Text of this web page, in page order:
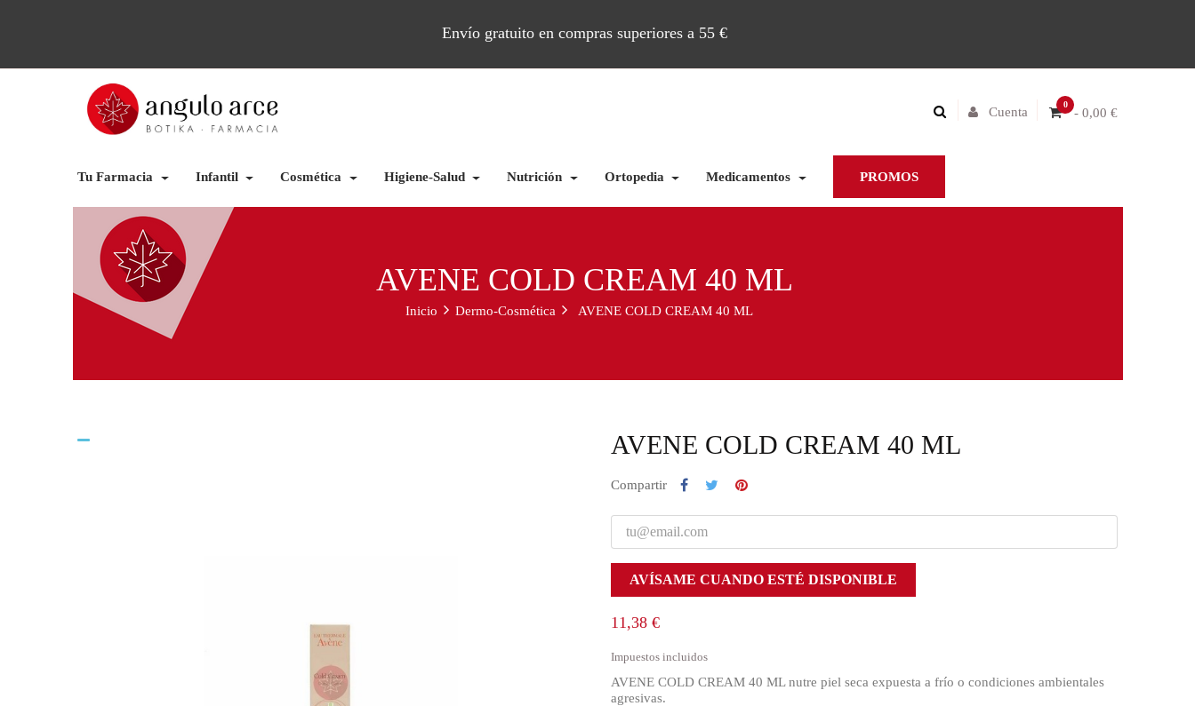
Envío gratuito en compras superiores a 55 €
0
- 0,00 €
Cuenta
Tu Farmacia Infantil Cosmética Higiene-Salud Nutrición Ortopedia Medicamentos PROMOS
AVENE COLD CREAM 40 ML
Inicio Dermo-Cosmética AVENE COLD CREAM 40 ML
AVENE COLD CREAM 40 ML
Compartir
AVÍSAME CUANDO ESTÉ DISPONIBLE
11,38 €
Impuestos incluidos
AVENE COLD CREAM 40 ML nutre piel seca expuesta a frío o condiciones ambientales
agresivas.